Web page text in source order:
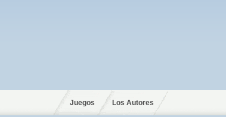
Juegos Los Autores